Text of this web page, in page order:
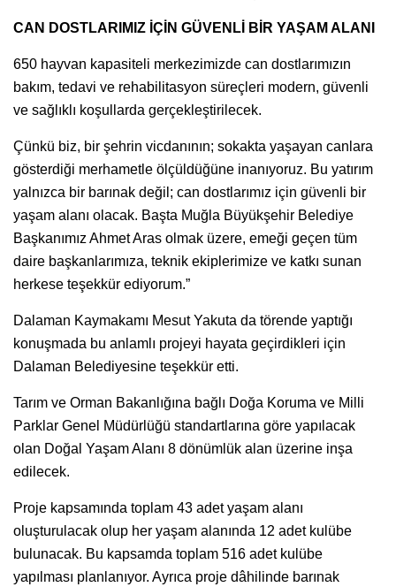
CAN DOSTLARIMIZ İÇİN GÜVENLİ BİR YAŞAM ALANI
650 hayvan kapasiteli merkezimizde can dostlarımızın
bakım, tedavi ve rehabilitasyon süreçleri modern, güvenli
ve sağlıklı koşullarda gerçekleştirilecek.
Çünkü biz, bir şehrin vicdanının; sokakta yaşayan canlara
gösterdiği merhametle ölçüldüğüne inanıyoruz. Bu yatırım
yalnızca bir barınak değil; can dostlarımız için güvenli bir
yaşam alanı olacak. Başta Muğla Büyükşehir Belediye
Başkanımız Ahmet Aras olmak üzere, emeği geçen tüm
daire başkanlarımıza, teknik ekiplerimize ve katkı sunan
herkese teşekkür ediyorum.”
Dalaman Kaymakamı Mesut Yakuta da törende yaptığı
konuşmada bu anlamlı projeyi hayata geçirdikleri için
Dalaman Belediyesine teşekkür etti.
Tarım ve Orman Bakanlığına bağlı Doğa Koruma ve Milli
Parklar Genel Müdürlüğü standartlarına göre yapılacak
olan Doğal Yaşam Alanı 8 dönümlük alan üzerine inşa
edilecek.
Proje kapsamında toplam 43 adet yaşam alanı
oluşturulacak olup her yaşam alanında 12 adet kulübe
bulunacak. Bu kapsamda toplam 516 adet kulübe
yapılması planlanıyor. Ayrıca proje dâhilinde barınak